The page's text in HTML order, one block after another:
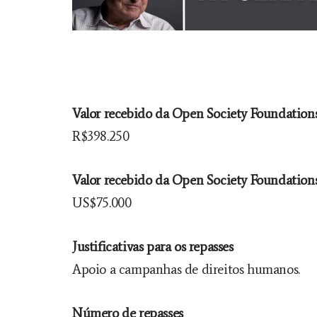
Valor recebido da Open Society
R$398.250
Valor recebido da Open Society
US$75.000
Justificativas para os repasses
Apoio a campanhas de direitos humanos.
Número de repasses